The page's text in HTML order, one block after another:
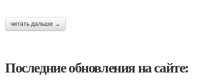
читать дальше →
Последние обновления на сайте: